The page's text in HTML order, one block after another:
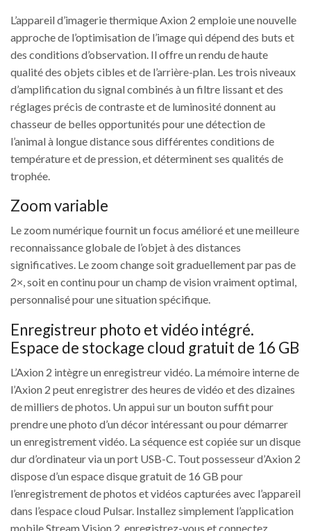
L’appareil d’imagerie thermique Axion 2 emploie une nouvelle
approche de l’optimisation de l’image qui dépend des buts et
des conditions d’observation. Il offre un rendu de haute
qualité des objets cibles et de l’arrière-plan. Les trois niveaux
d’amplification du signal combinés à un filtre lissant et des
réglages précis de contraste et de luminosité donnent au
chasseur de belles opportunités pour une détection de
l’animal à longue distance sous différentes conditions de
température et de pression, et déterminent ses qualités de
trophée.
Zoom variable
Le zoom numérique fournit un focus amélioré et une meilleure
reconnaissance globale de l’objet à des distances
significatives. Le zoom change soit graduellement par pas de
2×, soit en continu pour un champ de vision vraiment optimal,
personnalisé pour une situation spécifique.
Enregistreur photo et vidéo intégré.
Espace de stockage cloud gratuit de 16 GB
L’Axion 2 intègre un enregistreur vidéo. La mémoire interne de
l’Axion 2 peut enregistrer des heures de vidéo et des dizaines
de milliers de photos. Un appui sur un bouton suffit pour
prendre une photo d’un décor intéressant ou pour démarrer
un enregistrement vidéo. La séquence est copiée sur un disque
dur d’ordinateur via un port USB-C. Tout possesseur d’Axion 2
dispose d’un espace disque gratuit de 16 GB pour
l’enregistrement de photos et vidéos capturées avec l’appareil
dans l’espace cloud Pulsar. Installez simplement l’application
mobile Stream Vision 2, enregistrez-vous et connectez